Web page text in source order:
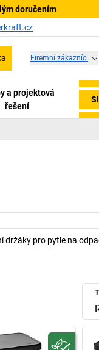
doručením
Firemní zákazníci
a projektová
řešení
držáky pro pytle na